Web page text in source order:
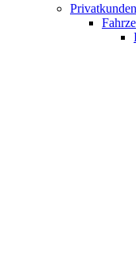
Privatkunden